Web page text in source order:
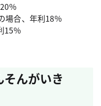
％
場合、年利18％
15％
んがいき